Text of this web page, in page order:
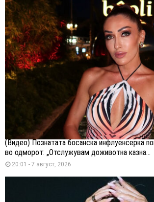
(Видео) Познатата босанска инфлуенсерка
во одморот: „Отслужувам доживотна казна...
20:01 - 7 август, 2026